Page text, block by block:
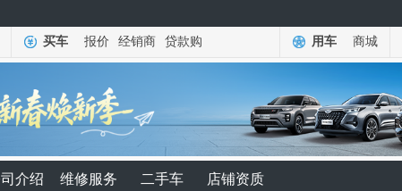
买车 报价 经销商 贷款购 用车 商城
介绍 维修服务 二手车 店铺资质